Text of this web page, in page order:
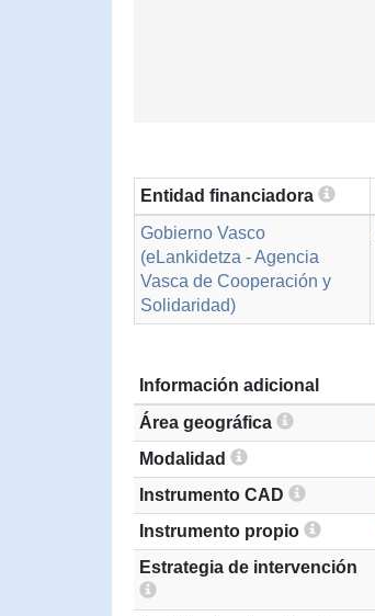
Entidad financiadora
Gobierno Vasco
(eLankidetza - Agencia
Vasca de Cooperación y
Solidaridad)
Información adicional
Área geográfica
Modalidad
Instrumento CAD
Instrumento propio
Estrategia de intervención